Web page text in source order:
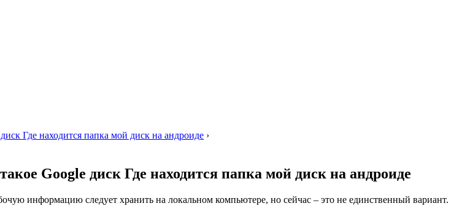
Где находится папка мой диск на андроиде ›
Google диск Где находится папка мой диск на андроиде
информацию следует хранить на локальном компьютере, но сейчас – это не единственный вариант.